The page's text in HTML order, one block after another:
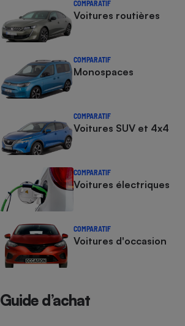
COMPARATIF
Voitures routières
COMPARATIF
Monospaces
COMPARATIF
Voitures SUV et 4x4
COMPARATIF
Voitures électriques
COMPARATIF
Voitures d'occasion
Guide d’achat